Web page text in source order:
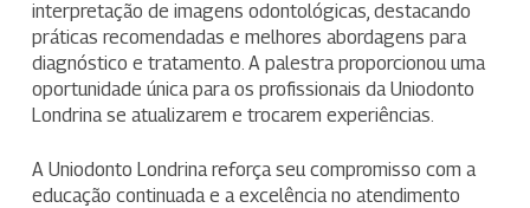
interpretação de imagens odontológicas, destacando
práticas recomendadas e melhores abordagens para
diagnóstico e tratamento. A palestra proporcionou uma
oportunidade única para os profissionais da Uniodonto
Londrina se atualizarem e trocarem experiências.
A Uniodonto Londrina reforça seu compromisso com a
educação continuada e a excelência no atendimento